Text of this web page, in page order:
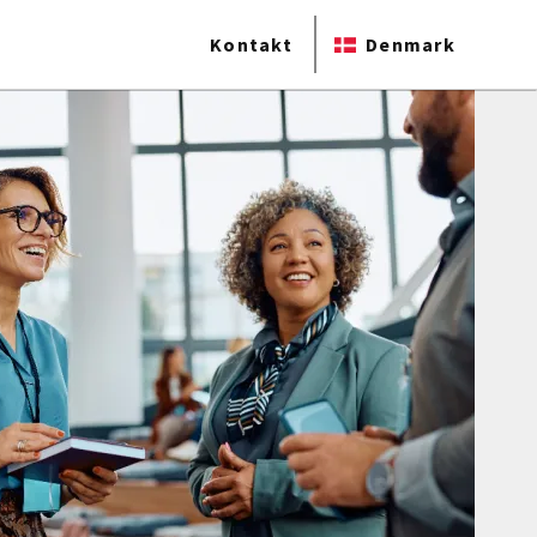
Kontakt Denmark